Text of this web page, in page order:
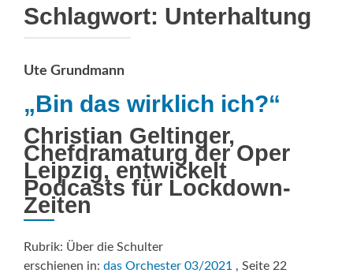
Schlagwort: Unterhaltung
Ute Grundmann
„Bin das wirklich ich?“
Christian Geltinger,
Chefdramaturg der Oper
Leipzig, entwickelt
Podcasts für Lockdown-
Zeiten
Rubrik: Über die Schulter
erschienen in: das Orchester 03/2021 , Seite 22